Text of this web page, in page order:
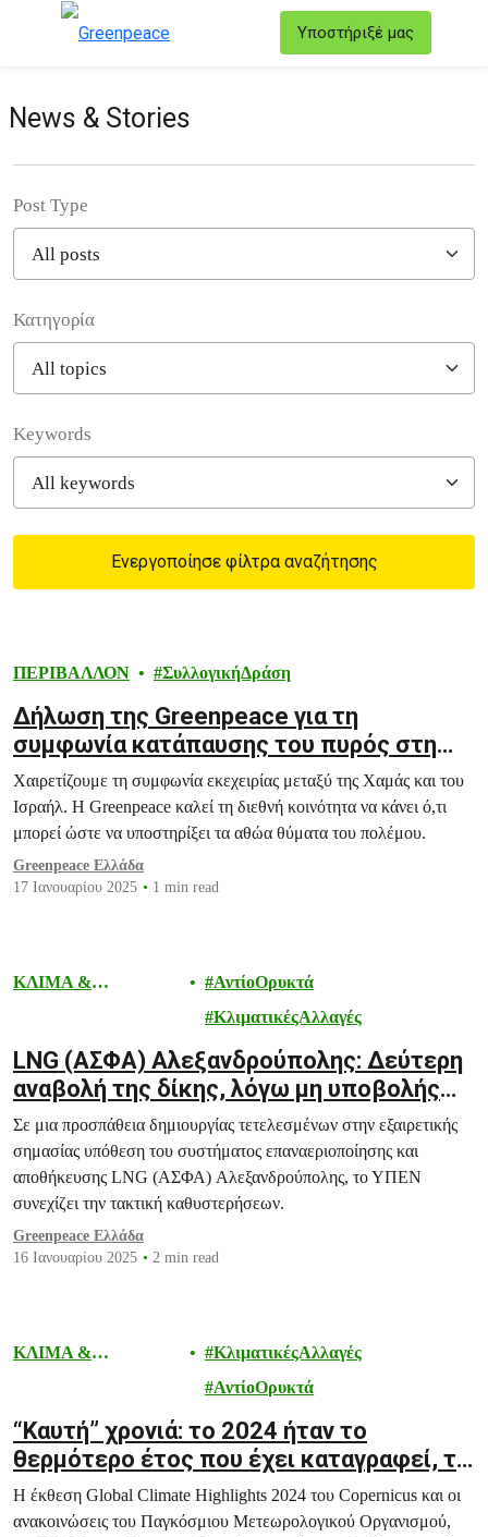
Υποστήριξέ μας
News & Stories
Post Type
Κατηγορία
Keywords
Ενεργοποίησε φίλτρα αναζήτησης
ΠΕΡΙΒΑΛΛΟΝ ΣυλλογικήΔράση
Δήλωση της Greenpeace για τη
συμφωνία κατάπαυσης του πυρός στη
Γάζα
Χαιρετίζουμε τη συμφωνία εκεχειρίας μεταξύ της Χαμάς και του
Ισραήλ. Η Greenpeace καλεί τη διεθνή κοινότητα να κάνει ό,τι
μπορεί ώστε να υποστηρίξει τα αθώα θύματα του πολέμου.
Greenpeace Ελλάδα
17 Ιανουαρίου 2025
1 min read
ΚΛΙΜΑ &
ΑντίοΟρυκτά
ΚλιματικέςΑλλαγές
LNG (ΑΣΦΑ) Αλεξανδρούπολης: Δεύτερη
αναβολή της δίκης, λόγω μη υποβολής
απόψεων από το ΥΠΕΝ
Σε μια προσπάθεια δημιουργίας τετελεσμένων στην εξαιρετικής
σημασίας υπόθεση του συστήματος επαναεριοποίησης και
αποθήκευσης LNG (ΑΣΦΑ) Αλεξανδρούπολης, το ΥΠΕΝ
συνεχίζει την τακτική καθυστερήσεων.
Greenpeace Ελλάδα
16 Ιανουαρίου 2025
2 min read
ΚΛΙΜΑ &
ΚλιματικέςΑλλαγές
ΑντίοΟρυκτά
“Καυτή” χρονιά: το 2024 ήταν το
θερμότερο έτος που έχει καταγραφεί, το
πρώτο που ξεπερνά τον 1,5°C
Η έκθεση Global Climate Highlights 2024 του Copernicus και οι
ανακοινώσεις του Παγκόσμιου Μετεωρολογικού Οργανισμού,